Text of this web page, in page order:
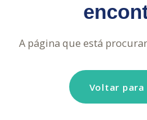
A página que está
Voltar para